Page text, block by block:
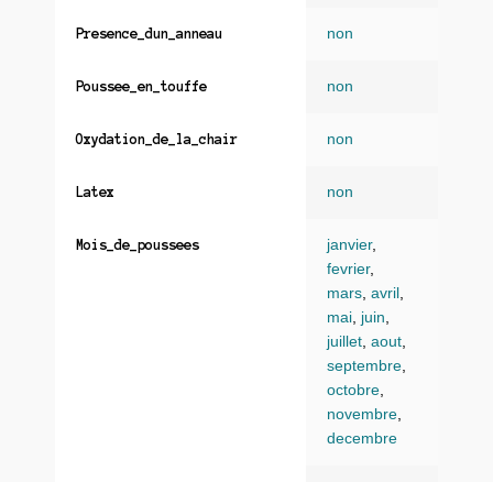
Presence_dun_anneau non
Poussee_en_touffe non
Oxydation_de_la_chair non
Latex non
Mois_de_poussees janvier,
fevrier,
mars, avril ,
mai, juin,
juillet, aout,
septembre,
octobre,
novembre,
decembre